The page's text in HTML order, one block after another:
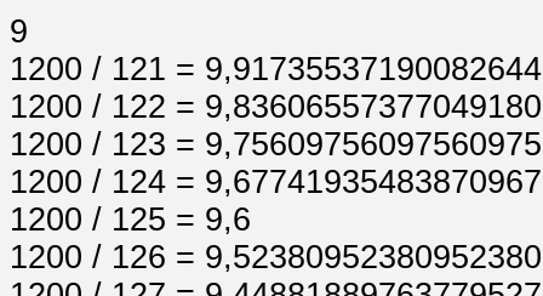
9
1200 / 121 =
1200 / 122 =
1200 / 123 =
1200 / 124 =
1200 / 125 = 9,6
1200 / 126 =